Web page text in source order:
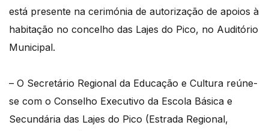
está presente na cerimónia de autorização de apoios à
habitação no concelho das Lajes do Pico, no Auditório
Municipal.
– O Secretário Regional da Educação e Cultura reúne-
se com o Conselho Executivo da Escola Básica e
Secundária das Lajes do Pico (Estrada Regional,